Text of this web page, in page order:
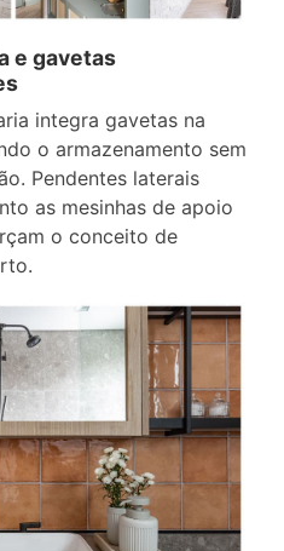
e gavetas
integra gavetas na
o armazenamento sem
Pendentes laterais
as mesinhas de apoio
o conceito de